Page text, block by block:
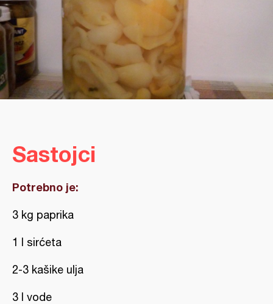
Sastojci
Potrebno je:
3 kg paprika
1 l sirćeta
2-3 kašike ulja
3 l vode